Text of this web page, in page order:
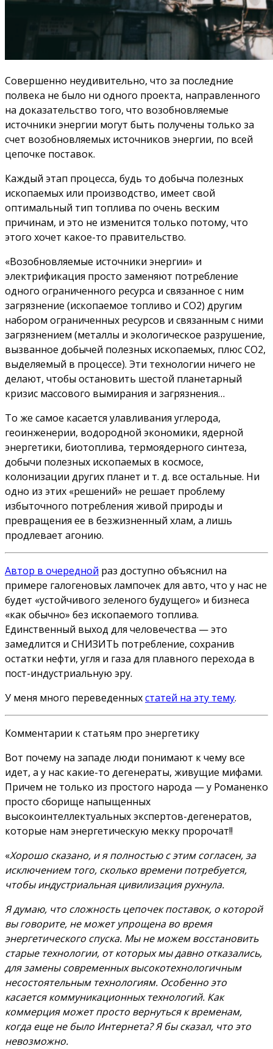
Совершенно неудивительно, что за последние
полвека не было ни одного проекта, направленного
на доказательство того, что возобновляемые
источники энергии могут быть получены только за
счет возобновляемых источников энергии, по всей
цепочке поставок.
Каждый этап процесса, будь то добыча полезных
ископаемых или производство, имеет свой
оптимальный тип топлива по очень веским
причинам, и это не изменится только потому, что
этого хочет какое-то правительство.
«Возобновляемые источники энергии» и
электрификация просто заменяют потребление
одного ограниченного ресурса и связанное с ним
загрязнение (ископаемое топливо и CO2) другим
набором ограниченных ресурсов и связанным с ними
загрязнением (металлы и экологическое разрушение,
вызванное добычей полезных ископаемых, плюс CO2,
выделяемый в процессе). Эти технологии ничего не
делают, чтобы остановить шестой планетарный
кризис массового вымирания и загрязнения…
То же самое касается улавливания углерода,
геоинженерии, водородной экономики, ядерной
энергетики, биотоплива, термоядерного синтеза,
добычи полезных ископаемых в космосе,
колонизации других планет и т. д. все остальные. Ни
одно из этих «решений» не решает проблему
избыточного потребления живой природы и
превращения ее в безжизненный хлам, а лишь
продлевает агонию.
Автор в очередной раз доступно объяснил на
примере галогеновых лампочек для авто, что у нас не
будет «устойчивого зеленого будущего» и бизнеса
«как обычно» без ископаемого топлива.
Единственный выход для человечества — это
замедлится и СНИЗИТЬ потребление, сохранив
остатки нефти, угля и газа для плавного перехода в
пост-индустриальную эру.
У меня много переведенныхстатей на эту тему.
Комментарии к статьям про энергетику
Вот почему на западе люди понимают к чему все
идет, а у нас какие-то дегенераты, живущие мифами.
Причем не только из простого народа — у Романенко
просто сборище напыщенных
высокоинтеллектуальных экспертов-дегенератов,
которые нам энергетическую мекку пророчат!!
«Хорошо сказано, и я полностью с этим согласен, за
исключением того, сколько времени потребуется,
чтобы индустриальная цивилизация рухнула.
Я думаю, что сложность цепочек поставок, о которой
вы говорите, не может упрощена во время
энергетического спуска. Мы не можем восстановить
старые технологии, от которых мы давно отказались,
для замены современных высокотехнологичным
несостоятельным технологиям. Особенно это
касается коммуникационных технологий. Как
коммерция может просто вернуться к временам,
когда еще не было Интернета? Я бы сказал, что это
невозможно.